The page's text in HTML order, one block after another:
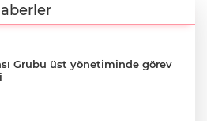
Grubu üst yönetiminde görev